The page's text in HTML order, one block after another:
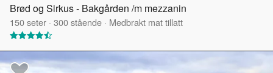
Brød og Sirkus - Bakgården /m mezzanin
150seter · 300stående · Medbrakt mat tillatt